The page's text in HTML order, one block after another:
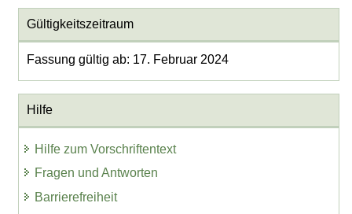
Gültigkeitszeitraum
Fassung gültig ab: 17. Februar 2024
Hilfe
Hilfe zum Vorschriftentext
Fragen und Antworten
Barrierefreiheit